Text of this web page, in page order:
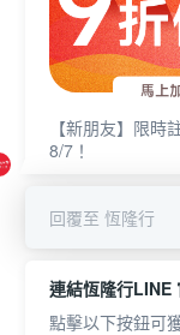
【新朋友】限時
8/7！
回覆至 恆隆行
連結恆隆行LINE
點擊以下按鈕可